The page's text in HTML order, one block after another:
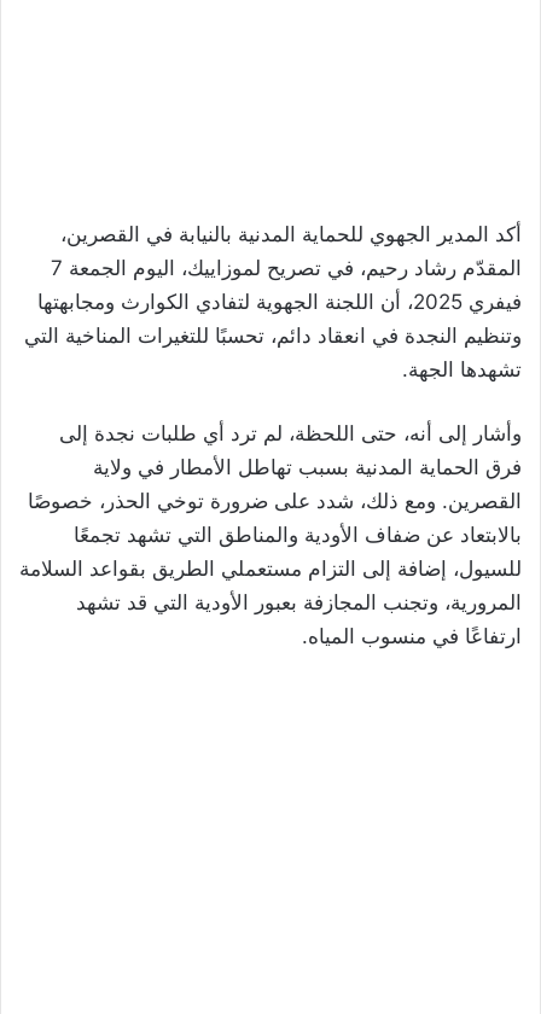
أكد المدير الجهوي للحماية المدنية بالنيابة في القصرين،
المقدّم رشاد رحيم، في تصريح لموزاييك، اليوم الجمعة 7
فيفري 2025، أن اللجنة الجهوية لتفادي الكوارث ومجابهتها
وتنظيم النجدة في انعقاد دائم، تحسبًا للتغيرات المناخية التي
تشهدها الجهة.
وأشار إلى أنه، حتى اللحظة، لم ترد أي طلبات نجدة إلى
فرق الحماية المدنية بسبب تهاطل الأمطار في ولاية
القصرين. ومع ذلك، شدد على ضرورة توخي الحذر، خصوصًا
بالابتعاد عن ضفاف الأودية والمناطق التي تشهد تجمعًا
للسيول، إضافة إلى التزام مستعملي الطريق بقواعد السلامة
المرورية، وتجنب المجازفة بعبور الأودية التي قد تشهد
ارتفاعًا في منسوب المياه.